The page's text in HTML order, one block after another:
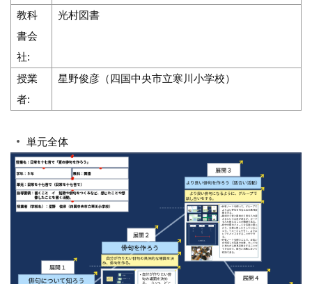
教科
書会
社:
光村図書
授業
者:
星野俊彦（四国中央市立寒川小学校）
単元全体